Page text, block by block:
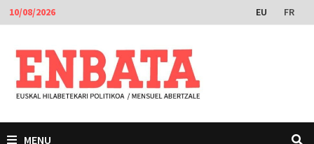
Skip
to
content
10/08/2026 EU FR
MENU